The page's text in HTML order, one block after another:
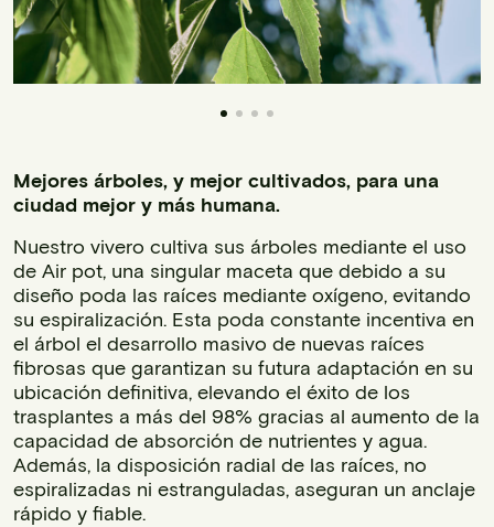
Mejores árboles, y mejor cultivados, para una
ciudad mejor y más humana.
Nuestro vivero cultiva sus árboles mediante el uso
de Air pot, una singular maceta que debido a su
diseño poda las raíces mediante oxígeno, evitando
su espiralización. Esta poda constante incentiva en
el árbol el desarrollo masivo de nuevas raíces
fibrosas que garantizan su futura adaptación en su
ubicación definitiva, elevando el éxito de los
trasplantes a más del 98% gracias al aumento de la
capacidad de absorción de nutrientes y agua.
Además, la disposición radial de las raíces, no
espiralizadas ni estranguladas, aseguran un anclaje
rápido y fiable.